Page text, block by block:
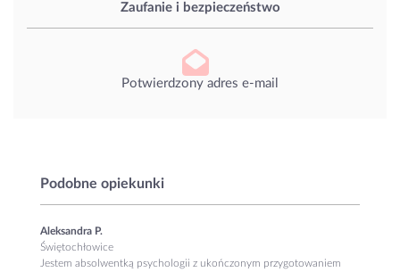
Zaufanie i bezpieczeństwo
Potwierdzony adres e-mail
Podobne opiekunki
Aleksandra P.
Świętochłowice
Jestem absolwentką psychologii z ukończonym przygotowaniem